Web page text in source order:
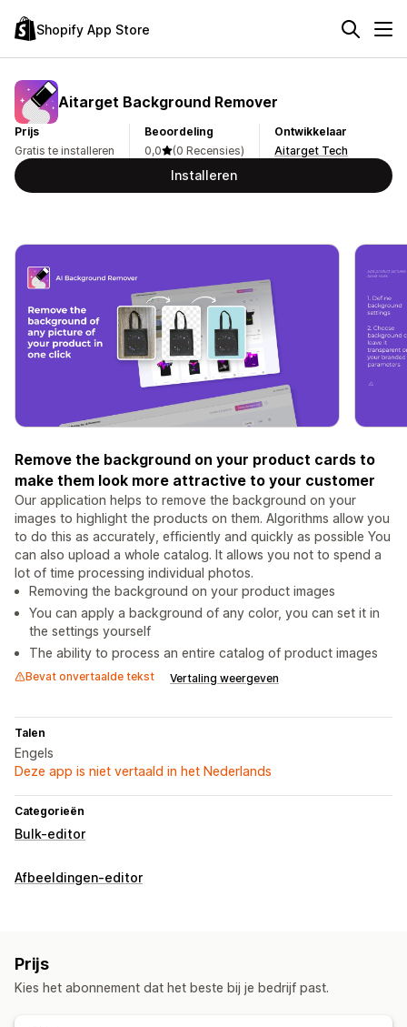
Shopify App Store
Aitarget Background Remover
Prijs
Gratis te installeren
Beoordeling
0,0
(0 Recensies)
Ontwikkelaar
Aitarget Tech
Installeren
Remove the background on your product cards to
make them look more attractive to your customer
Our application helps to remove the background on your
images to highlight the products on them. Algorithms allow you
to do this as accurately, efficiently and quickly as possible You
can also upload a whole catalog. It allows you not to spend a
lot of time processing individual photos.
Removing the background on your product images
You can apply a background of any color, you can set it in
the settings yourself
The ability to process an entire catalog of product images
Bevat onvertaalde tekst Vertaling weergeven
Talen
Engels
Deze app is niet vertaald in het Nederlands
Categorieën
Bulk-editor
Afbeeldingen-editor
Prijs
Kies het abonnement dat het beste bij je bedrijf past.